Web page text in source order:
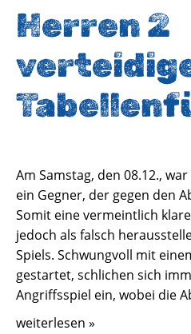
Herren 2
Am Samstag, den 08.12.,
ein Gegner, der gegen den
Somit eine vermeintlich
jedoch als falsch
Spiels. Schwungvoll mit
gestartet, schlichen sich
Angriffsspiel ein, wobei die
weiterlesen »